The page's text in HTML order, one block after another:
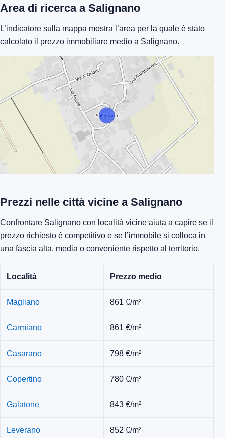
Area di ricerca a Salignano
L’indicatore sulla mappa mostra l’area per la quale è stato
calcolato il prezzo immobiliare medio a Salignano.
Prezzi nelle città vicine a Salignano
Confrontare Salignano con località vicine aiuta a capire se il
prezzo richiesto è competitivo e se l’immobile si colloca in
una fascia alta, media o conveniente rispetto al territorio.
Località Prezzo medio
Magliano 861 €/m²
Carmiano 861 €/m²
Casarano 798 €/m²
Copertino 780 €/m²
Galatone 843 €/m²
Leverano 852 €/m²